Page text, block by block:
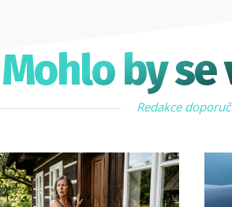
Mohlo by
Redakce